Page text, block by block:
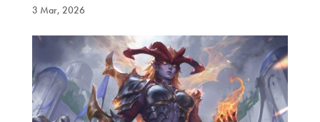
3 Mar, 2026